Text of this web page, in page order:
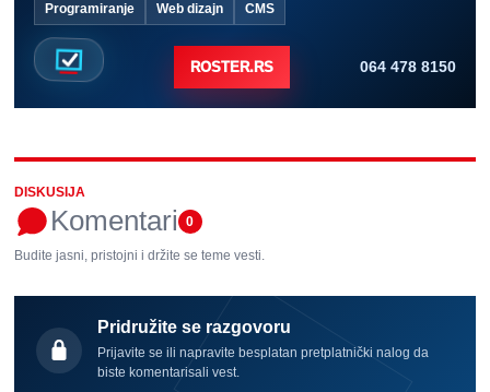
Programiranje Web dizajn CMS
ROSTER.RS 064 478 8150
DISKUSIJA
Komentari 0
Budite jasni, pristojni i držite se teme vesti.
Pridružite se razgovoru
Prijavite se ili napravite besplatan pretplatnički nalog da
biste komentarisali vest.